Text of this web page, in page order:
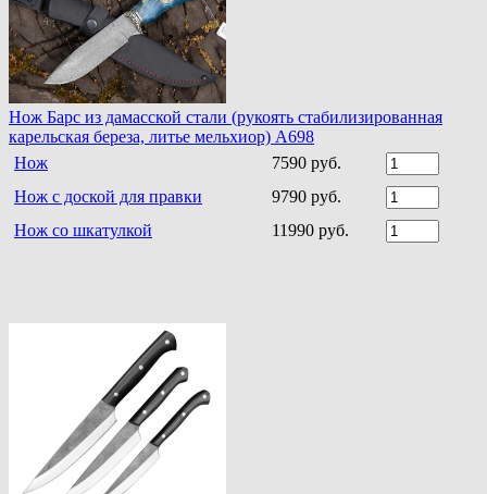
Нож Барс из дамасской стали (рукоять стабилизированная
карельская береза, литье мельхиор) A698
Нож
7590 руб.
Нож с доской для правки
9790 руб.
Нож со шкатулкой
11990 руб.